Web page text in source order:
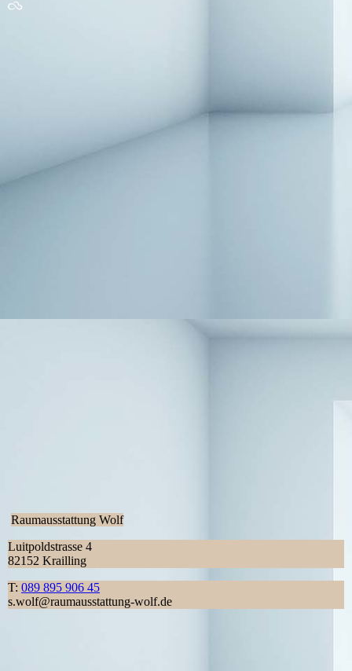
Raumausstattung Wolf
Luitpoldstrasse 4
82152 Krailling
T: 089 895 906 45
s.wolf@raumausstattung-wolf.de